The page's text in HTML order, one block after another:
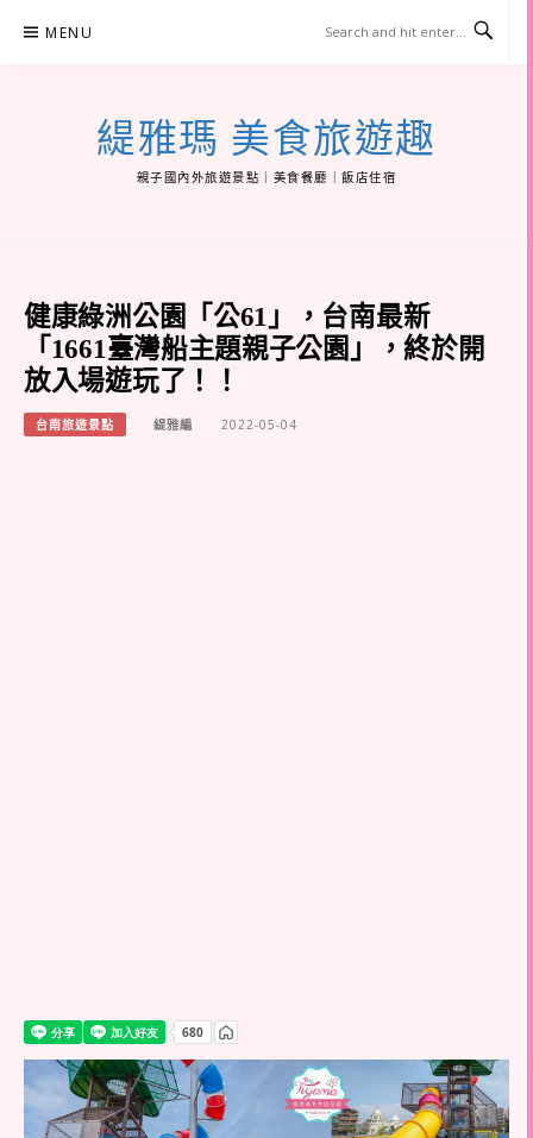
MENU
緹雅瑪 美食旅遊趣
親子國內外旅遊景點｜美食餐廳｜飯店住宿
健康綠洲公園「公61」，台南最新
「1661臺灣船主題親子公園」，終於開
放入場遊玩了！！
台南旅遊景點 緹雅編 2022-05-04